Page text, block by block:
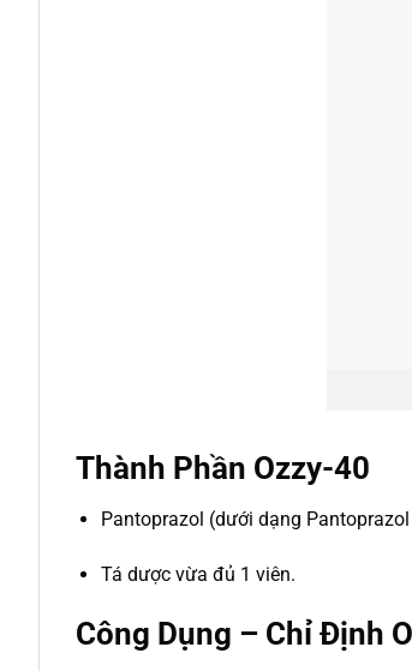
Thành Phần Ozzy-40
Pantoprazol (dưới dạng
Tá dược vừa đủ 1 viên.
Công Dụng – Chỉ Định